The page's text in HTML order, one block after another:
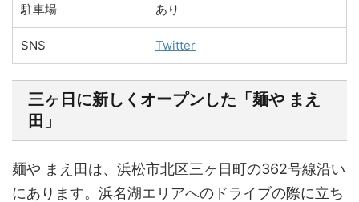
駐車場 あり
SNS Twitter
三ヶ日に新しくオープンした「麺や まえ
田」
麺や まえ田は、浜松市北区三ヶ日町の362号線沿い
にあります。浜名湖エリアへのドライブの際に立ち